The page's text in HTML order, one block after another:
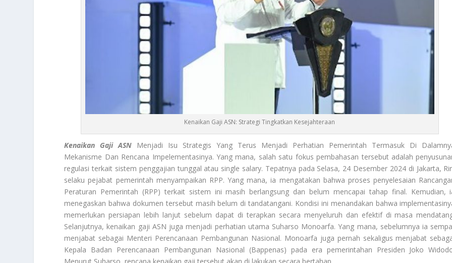
Kenaikan Gaji ASN: Strategi Tingkatkan Kesejahteraan
Kenaikan Gaji ASN Menjadi Isu Strategis Yang Terus Menjadi Perhatian Pemerintah Termasuk Di
Mekanisme Dan Rencana Impelementasinya. Yang mana, salah satu fokus pembahasan tersebut adalah
regulasi terkait sistem penggajian tunggal atau single salary. Tepatnya pada Selasa, 24 Desember 2024 di Jakarta,
selaku pejabat pemerintah menyampaikan RPP. Yang mana, ia mengatakan bahwa proses penyelesaian
Peraturan Pemerintah (RPP) terkait sistem ini masih berlangsung dan belum mencapai tahap final. Kemudian,
menegaskan bahwa dokumen tersebut masih belum di tandatangani. Kondisi ini menandakan bahwa
memerlukan persiapan lebih lanjut sebelum dapat di terapkan secara menyeluruh dan efektif di masa
Selanjutnya, kenaikan gaji ASN juga menjadi perhatian utama Suharso Monoarfa. Yang mana, sebelumnya ia
menjabat sebagai Menteri Perencanaan Pembangunan Nasional. Monoarfa juga pernah sekaligus menjabat
Kepala Badan Perencanaan Pembangunan Nasional (Bappenas) pada era pemerintahan Presiden Joko
Menurut Suharso, rencana kenaikan gaji tersebut akan di lakukan secara bertahap.